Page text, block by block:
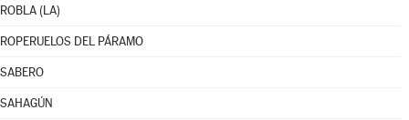
ROBLA (LA)
ROPERUELOS DEL PÁRAMO
SABERO
SAHAGÚN